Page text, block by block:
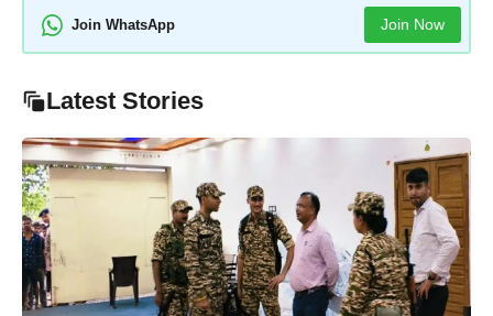
Join WhatsApp Join Now
Latest Stories